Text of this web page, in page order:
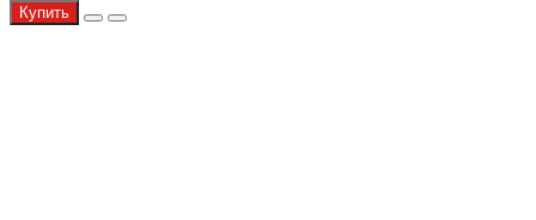
Купить